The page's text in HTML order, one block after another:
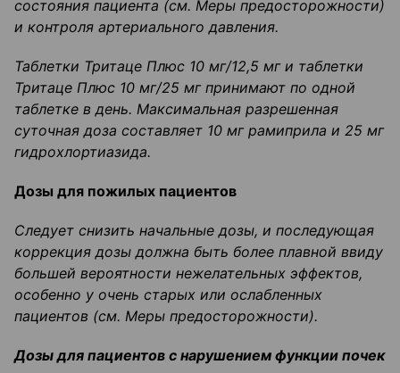
состояния пациента (см. Меры предосторожности)
и контроля артериального давления.
Таблетки Тритаце Плюс 10 мг/12,5 мг и таблетки
Тритаце Плюс 10 мг/25 мг принимают по одной
таблетке в день. Максимальная разрешенная
суточная доза составляет 10 мг рамиприла и 25 мг
гидрохлортиазида.
Дозы для пожилых пациентов
Следует снизить начальные дозы, и последующая
коррекция дозы должна быть более плавной ввиду
большей вероятности нежелательных эффектов,
особенно у очень старых или ослабленных
пациентов (см. Меры предосторожности).
Дозы для пациентов с нарушением функции почек